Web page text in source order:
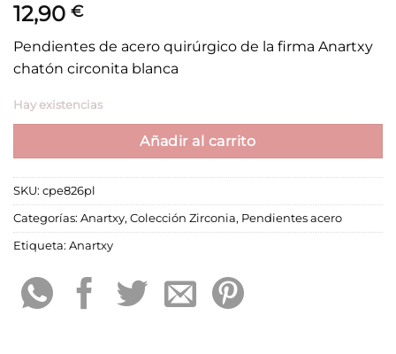
12,90 €
Pendientes de acero quirúrgico de la firma Anartxy
chatón circonita blanca
Hay existencias
Añadir al carrito
SKU: cpe826pl
Categorías: Anartxy, Colección Zirconia, Pendientes acero
Etiqueta: Anartxy